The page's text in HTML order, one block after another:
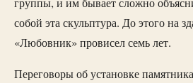
собой эта скульптура. До этого на
«Любовник» провисел семь лет.
Переговоры об установке